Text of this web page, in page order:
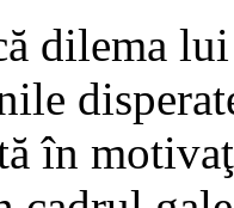
dilema
în